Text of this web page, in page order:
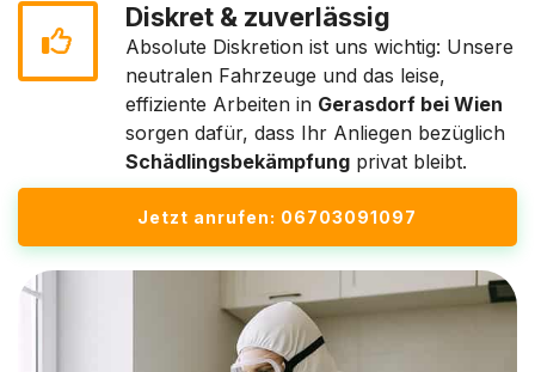
Diskret & zuverlässig
Absolute Diskretion ist uns wichtig: Unsere
neutralen Fahrzeuge und das leise,
effiziente Arbeiten in Gerasdorf bei Wien
sorgen dafür, dass Ihr Anliegen bezüglich
Schädlingsbekämpfung privat bleibt.
Jetzt anrufen: 06703091097